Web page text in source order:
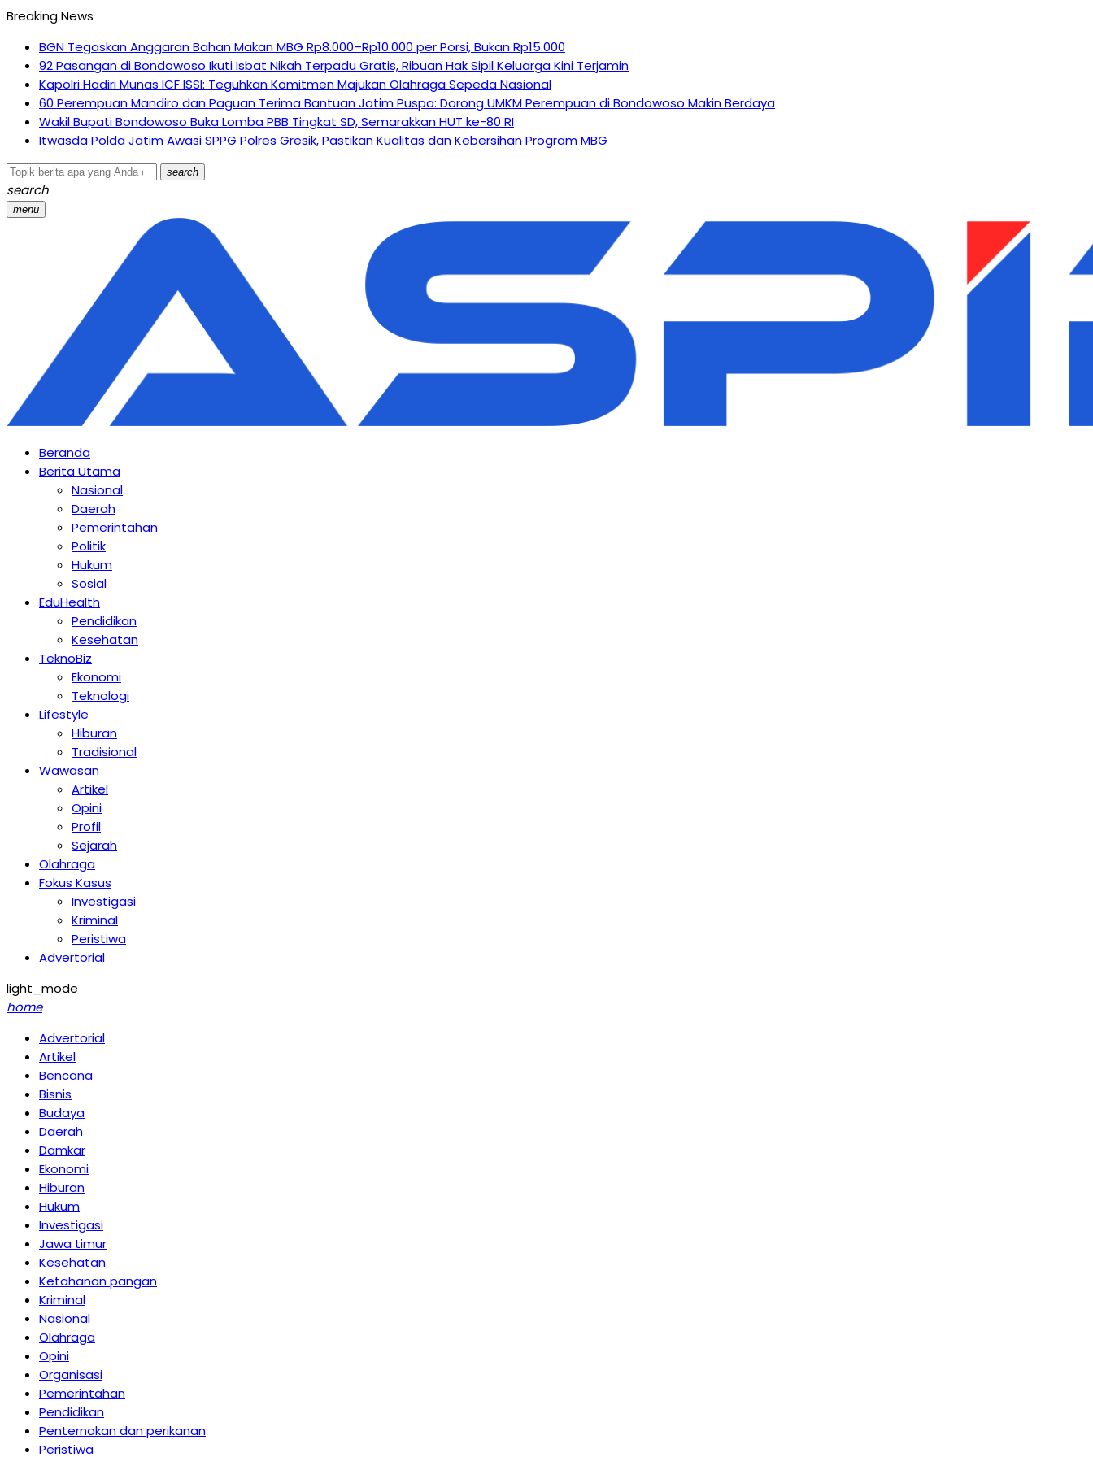
Breaking News
BGN Tegaskan Anggaran Bahan Makan MBG Rp8.000–Rp10.000 per Porsi, Bukan Rp15.000
92 Pasangan di Bondowoso Ikuti Isbat Nikah Terpadu Gratis, Ribuan Hak Sipil Keluarga Kini Terjamin
Kapolri Hadiri Munas ICF ISSI: Teguhkan Komitmen Majukan Olahraga Sepeda Nasional
60 Perempuan Mandiro dan Paguan Terima Bantuan Jatim Puspa: Dorong UMKM Perempuan di Bondowoso Makin Berdaya
Wakil Bupati Bondowoso Buka Lomba PBB Tingkat SD, Semarakkan HUT ke-80 RI
Itwasda Polda Jatim Awasi SPPG Polres Gresik, Pastikan Kualitas dan Kebersihan Program MBG
search
search
menu
Beranda
Berita Utama
Nasional
Daerah
Pemerintahan
Politik
Hukum
Sosial
EduHealth
Pendidikan
Kesehatan
TeknoBiz
Ekonomi
Teknologi
Lifestyle
Hiburan
Tradisional
Wawasan
Artikel
Opini
Profil
Sejarah
Olahraga
Fokus Kasus
Investigasi
Kriminal
Peristiwa
Advertorial
light_mode
home
Advertorial
Artikel
Bencana
Bisnis
Budaya
Daerah
Damkar
Ekonomi
Hiburan
Hukum
Investigasi
Jawa timur
Kesehatan
Ketahanan pangan
Kriminal
Nasional
Olahraga
Opini
Organisasi
Pemerintahan
Pendidikan
Penternakan dan perikanan
Peristiwa